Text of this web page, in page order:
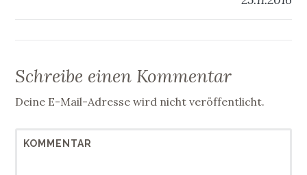
Schreibe einen Kommentar
Deine E-Mail-Adresse wird nicht veröffentlicht.
KOMMENTAR